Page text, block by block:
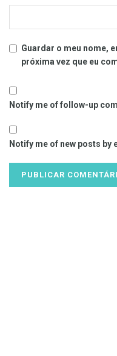
Guardar o meu nome,
próxima vez que eu
Notify me of follow-up
Notify me of new posts by